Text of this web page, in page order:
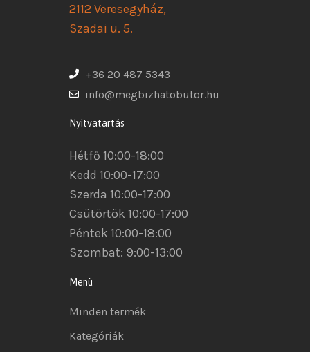
2112 Veresegyház,
Szadai u. 5.
+36 20 487 5343
info@megbizhatobutor.hu
Nyitvatartás
Hétfő 10:00-18:00
Kedd 10:00-17:00
Szerda 10:00-17:00
Csütörtök 10:00-17:00
Péntek 10:00-18:00
Szombat: 9:00-13:00
Menü
Minden termék
Kategóriák